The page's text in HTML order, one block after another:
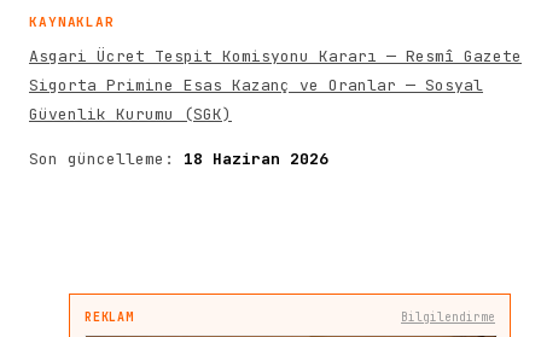
KAYNAKLAR
Asgari Ücret Tespit Komisyonu Kararı — Resmî Gazete
Sigorta Primine Esas Kazanç ve Oranlar — Sosyal
Güvenlik Kurumu (SGK)
Son güncelleme: 18 Haziran 2026
REKLAM Bilgilendirme